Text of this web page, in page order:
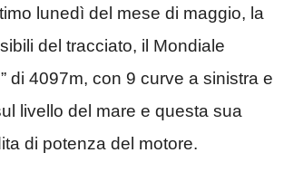
lunedì del mese di maggio, la
del tracciato, il Mondiale
di 4097m, con 9 curve a sinistra e
livello del mare e questa sua
di potenza del motore.